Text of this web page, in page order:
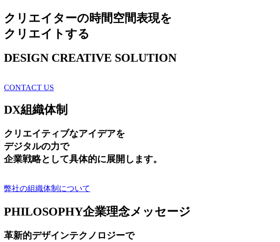
クリエイターの時間空間表現を
クリエイトする
DESIGN CREATIVE SOLUTION
CONTACT US
DX組織体制
クリエイティブなアイデアを
デジタルの力で
企業戦略として具体的に展開します。
弊社の組織体制について
PHILOSOPHY企業理念メッセージ
革新的デザインテクノロジーで